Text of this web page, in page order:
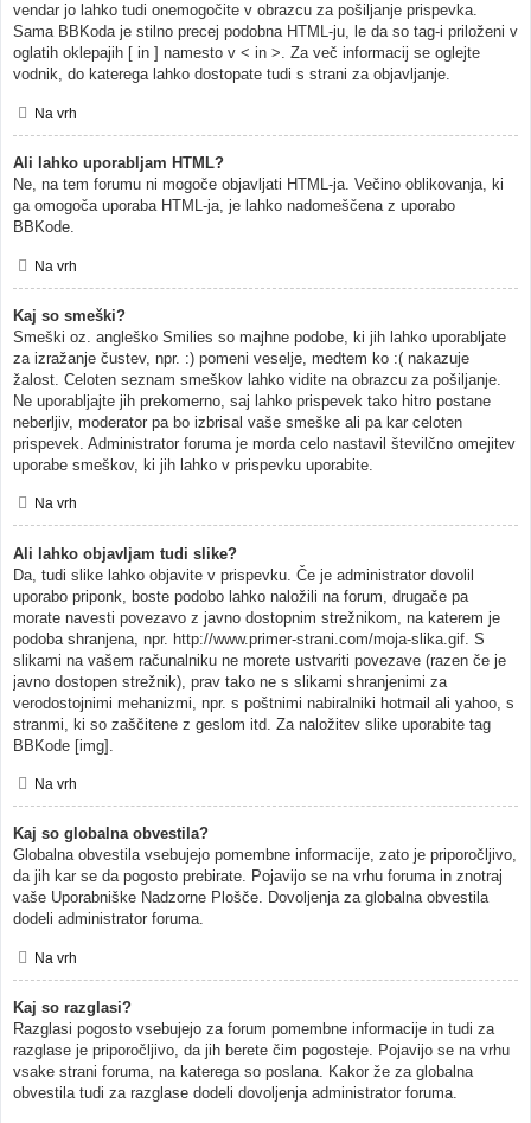
vendar jo lahko tudi onemogočite v obrazcu za pošiljanje prispevka.
Sama BBKoda je stilno precej podobna HTML-ju, le da so tag-i priloženi v
oglatih oklepajih [ in ] namesto v < in >. Za več informacij se oglejte
vodnik, do katerega lahko dostopate tudi s strani za objavljanje.
Na vrh
Ali lahko uporabljam HTML?
Ne, na tem forumu ni mogoče objavljati HTML-ja. Večino oblikovanja, ki
ga omogoča uporaba HTML-ja, je lahko nadomeščena z uporabo
BBKode.
Na vrh
Kaj so smeški?
Smeški oz. angleško Smilies so majhne podobe, ki jih lahko uporabljate
za izražanje čustev, npr. :) pomeni veselje, medtem ko :( nakazuje
žalost. Celoten seznam smeškov lahko vidite na obrazcu za pošiljanje.
Ne uporabljajte jih prekomerno, saj lahko prispevek tako hitro postane
neberljiv, moderator pa bo izbrisal vaše smeške ali pa kar celoten
prispevek. Administrator foruma je morda celo nastavil številčno omejitev
uporabe smeškov, ki jih lahko v prispevku uporabite.
Na vrh
Ali lahko objavljam tudi slike?
Da, tudi slike lahko objavite v prispevku. Če je administrator dovolil
uporabo priponk, boste podobo lahko naložili na forum, drugače pa
morate navesti povezavo z javno dostopnim strežnikom, na katerem je
podoba shranjena, npr. http://www.primer-strani.com/moja-slika.gif. S
slikami na vašem računalniku ne morete ustvariti povezave (razen če je
javno dostopen strežnik), prav tako ne s slikami shranjenimi za
verodostojnimi mehanizmi, npr. s poštnimi nabiralniki hotmail ali yahoo, s
stranmi, ki so zaščitene z geslom itd. Za naložitev slike uporabite tag
BBKode [img].
Na vrh
Kaj so globalna obvestila?
Globalna obvestila vsebujejo pomembne informacije, zato je priporočljivo,
da jih kar se da pogosto prebirate. Pojavijo se na vrhu foruma in znotraj
vaše Uporabniške Nadzorne Plošče. Dovoljenja za globalna obvestila
dodeli administrator foruma.
Na vrh
Kaj so razglasi?
Razglasi pogosto vsebujejo za forum pomembne informacije in tudi za
razglase je priporočljivo, da jih berete čim pogosteje. Pojavijo se na vrhu
vsake strani foruma, na katerega so poslana. Kakor že za globalna
obvestila tudi za razglase dodeli dovoljenja administrator foruma.